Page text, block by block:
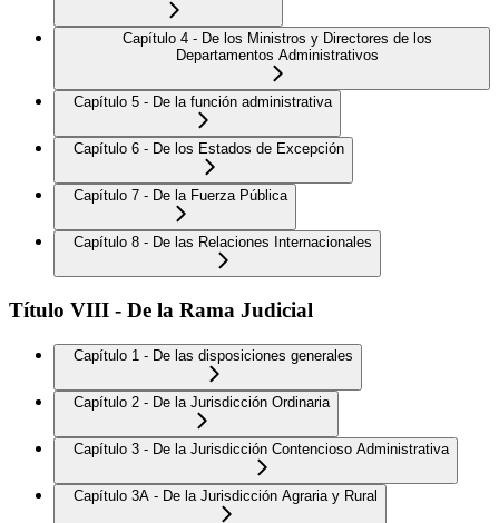
Capítulo 4 - De los Ministros y Directores de los
Departamentos Administrativos
Capítulo 5 - De la función administrativa
Capítulo 6 - De los Estados de Excepción
Capítulo 7 - De la Fuerza Pública
Capítulo 8 - De las Relaciones Internacionales
Título VIII - De la Rama Judicial
Capítulo 1 - De las disposiciones generales
Capítulo 2 - De la Jurisdicción Ordinaria
Capítulo 3 - De la Jurisdicción Contencioso Administrativa
Capítulo 3A - De la Jurisdicción Agraria y Rural